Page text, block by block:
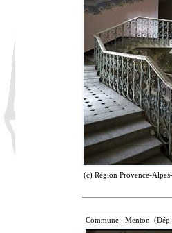
(c) Région Provence-
Commune: Menton